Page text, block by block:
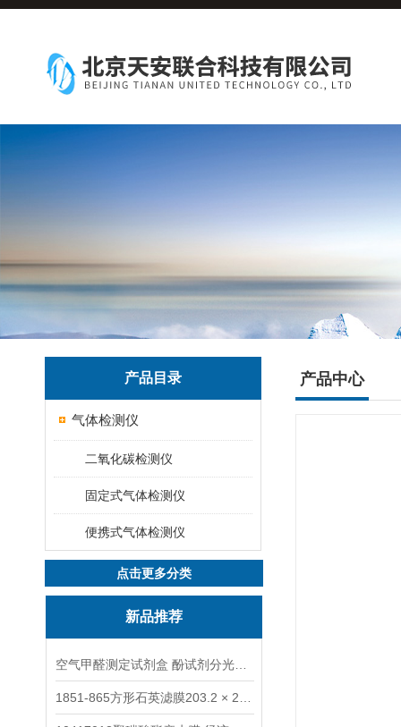
产品目录
气体检测仪
二氧化碳检测仪
固定式气体检测仪
便携式气体检测仪
点击更多分类
新品推荐
产品中心